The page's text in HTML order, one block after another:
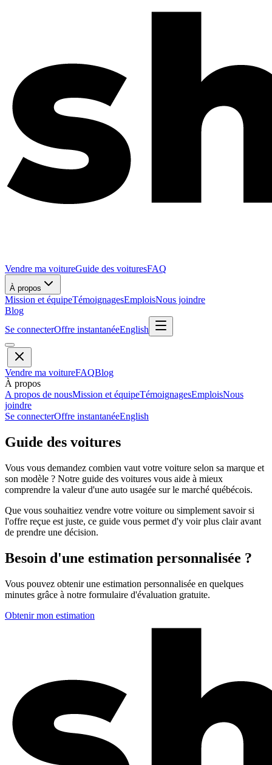
Vendre ma voitureGuide des voituresFAQ
À propos
Mission et équipeTémoignagesEmploisNous joindre
Blog
Se connecterOffre instantanéeEnglish
Vendre ma voitureFAQBlog
À propos
A propos de nousMission et équipeTémoignagesEmploisNous
joindre
Se connecterOffre instantanéeEnglish
Guide des voitures
Vous vous demandez combien vaut votre voiture selon sa marque et
son modèle ? Notre guide des voitures vous aide à mieux
comprendre la valeur d'une auto usagée sur le marché québécois.
Que vous souhaitiez vendre votre voiture ou simplement savoir si
l'offre reçue est juste, ce guide vous permet d'y voir plus clair avant
de prendre une décision.
Besoin d'une estimation personnalisée ?
Vous pouvez obtenir une estimation personnalisée en quelques
minutes grâce à notre formulaire d'évaluation gratuite.
Obtenir mon estimation